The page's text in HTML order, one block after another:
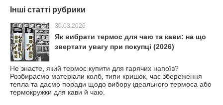
Інші статті рубрики
30.03.2026
Як вибрати термос для чаю та кави: на що
звертати увагу при покупці (2026)
Не знаєте, який термос купити для гарячих напоїв?
Розбираємо матеріали колб, типи кришок, час збереження
тепла та даємо поради щодо вибору ідеального термоса або
термокружки для кави й чаю.